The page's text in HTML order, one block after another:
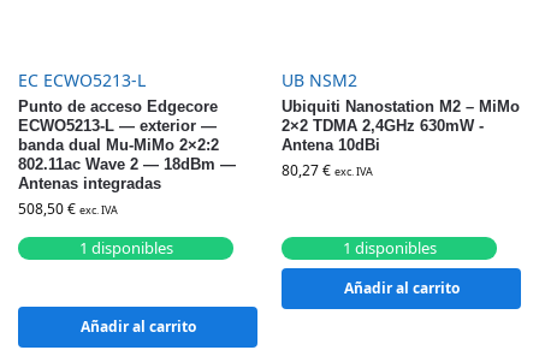
EC ECWO5213-L
Punto de acceso Edgecore
ECWO5213-L — exterior —
banda dual Mu-MiMo 2×2:2
802.11ac Wave 2 — 18dBm —
Antenas integradas
508,50€ exc. IVA
Añadir al carrito
1 disponibles
UB NSM2
Ubiquiti Nanostation M2 – MiMo
2×2 TDMA 2,4GHz 630mW -
Antena 10dBi
80,27€ exc. IVA
Añadir al carrito
1 disponibles